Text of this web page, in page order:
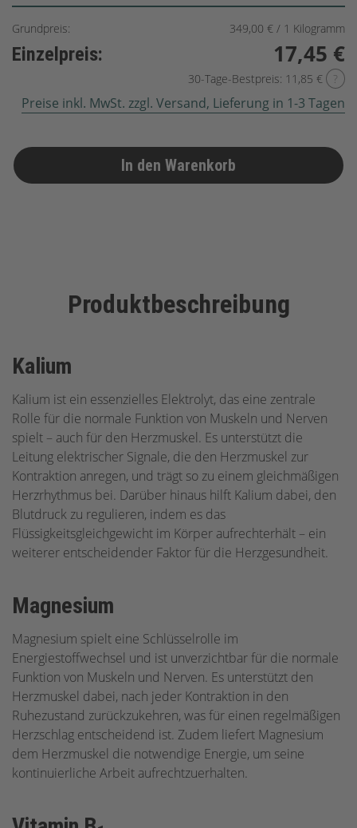
Grundpreis: 349,00 € / 1 Kilogramm
Einzelpreis: 17,45 €
30-Tage-Bestpreis: 11,85 € ?
Preise inkl. MwSt. zzgl. Versand, Lieferung in 1-3 Tagen
In den Warenkorb
Produktbeschreibung
Kalium
Kalium ist ein essenzielles Elektrolyt, das eine zentrale
Rolle für die normale Funktion von Muskeln und Nerven
spielt – auch für den Herzmuskel. Es unterstützt die
Leitung elektrischer Signale, die den Herzmuskel zur
Kontraktion anregen, und trägt so zu einem gleichmäßigen
Herzrhythmus bei. Darüber hinaus hilft Kalium dabei, den
Blutdruck zu regulieren, indem es das
Flüssigkeitsgleichgewicht im Körper aufrechterhält – ein
weiterer entscheidender Faktor für die Herzgesundheit.
Magnesium
Magnesium spielt eine Schlüsselrolle im
Energiestoffwechsel und ist unverzichtbar für die normale
Funktion von Muskeln und Nerven. Es unterstützt den
Herzmuskel dabei, nach jeder Kontraktion in den
Ruhezustand zurückzukehren, was für einen regelmäßigen
Herzschlag entscheidend ist. Zudem liefert Magnesium
dem Herzmuskel die notwendige Energie, um seine
kontinuierliche Arbeit aufrechtzuerhalten.